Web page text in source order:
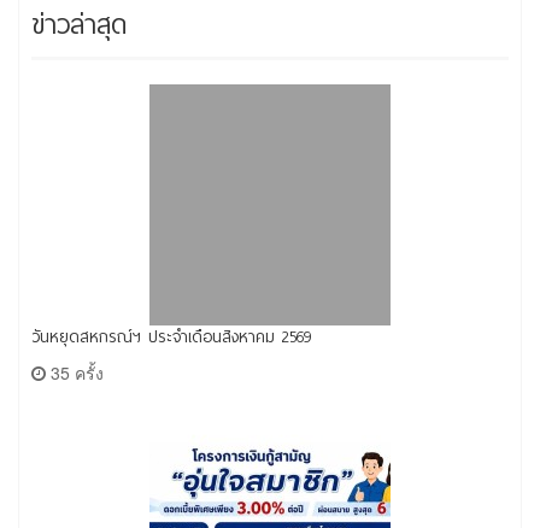
ข่าวล่าสุด
วันหยุดสหกรณ์ฯ ประจำเดือนสิงหาคม 2569
35 ครั้ง